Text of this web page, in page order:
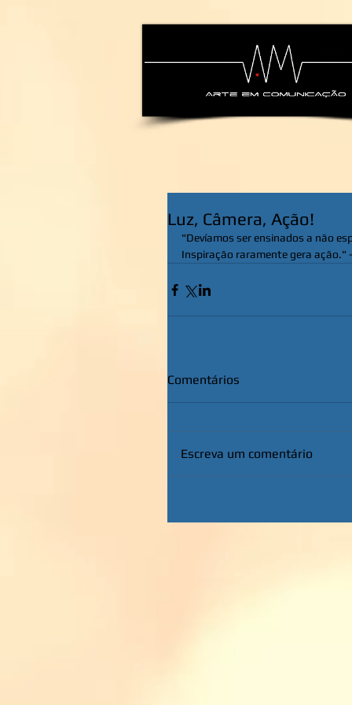
Luz, Câmera, Ação!
"Devíamos ser ensinados a não
Inspiração raramente gera ação."
Comentários
Escreva um comentário